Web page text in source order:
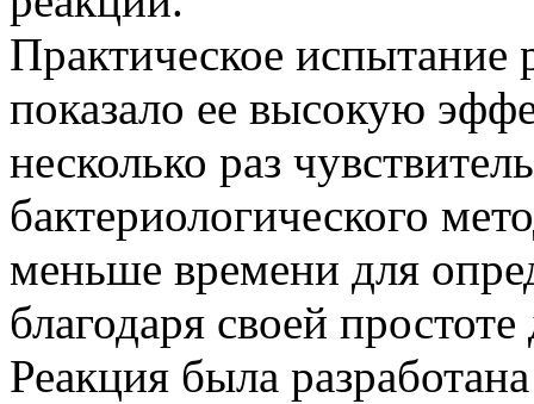
Практическое испытание
показало ее высокую
несколько раз
бактериологического
меньше времени для
благодаря своей
Реакция была